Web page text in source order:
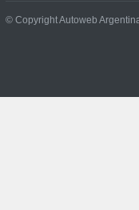
© Copyright Autoweb